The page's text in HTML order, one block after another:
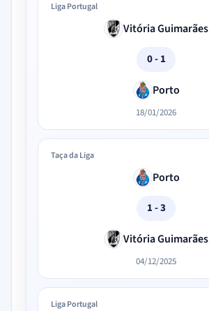
Liga Portugal
Vitória Guimarães
0 - 1
Porto
18/01/2026
Taça da Liga
Porto
1 - 3
Vitória Guimarães
04/12/2025
Liga Portugal